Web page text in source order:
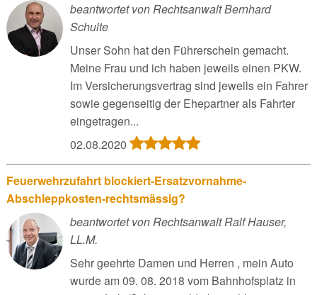
beantwortet von Rechtsanwalt Bernhard
Schulte
Unser Sohn hat den Führerschein gemacht.
Meine Frau und ich haben jeweils einen PKW.
Im Versicherungsvertrag sind jeweils ein Fahrer
sowie gegenseitig der Ehepartner als Fahrter
eingetragen...
02.08.2020
Feuerwehrzufahrt blockiert-Ersatzvornahme-
Abschleppkosten-rechtsmässig?
beantwortet von Rechtsanwalt Ralf Hauser,
LL.M.
Sehr geehrte Damen und Herren , mein Auto
wurde am 09. 08. 2018 vom Bahnhofsplatz in